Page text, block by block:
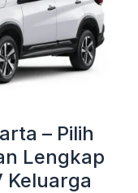
– Pilih
Lengkap
Keluarga